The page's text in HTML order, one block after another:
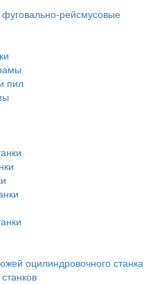
рейсмусовые
пил
оцилиндровочного станка